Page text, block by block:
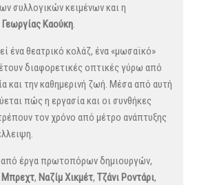
συλλογικών κειμένων και η
Γεωργίας Καούκη.
ένα θεατρικό κολάζ, ένα «μωσαϊκό»
διαφορετικές οπτικές γύρω από
και την καθημερινή ζωή. Μέσα από αυτή
πώς η εργασία και οι συνθήκες
τον χρόνο από μέτρο ανάπτυξης
από έργα πρωτοπόρων δημιουργών,
Μπρεχτ, Ναζίμ Χικμέτ, Τζάνι Ροντάρι,